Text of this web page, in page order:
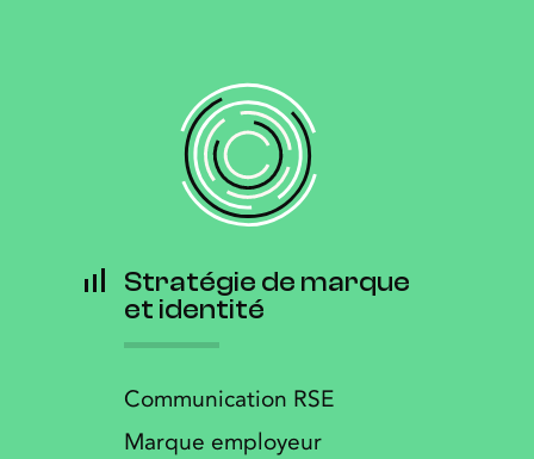
Stratégie de marque
et identité
Communication RSE
Marque employeur